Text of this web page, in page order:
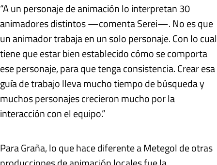
“A un personaje de animación lo interpretan 30
animadores distintos —comenta Serei—. No es que
un animador trabaja en un solo personaje. Con lo cual
tiene que estar bien establecido cómo se comporta
ese personaje, para que tenga consistencia. Crear esa
guía de trabajo lleva mucho tiempo de búsqueda y
muchos personajes crecieron mucho por la
interacción con el equipo.”
Para Graña, lo que hace diferente a Metegol de otras